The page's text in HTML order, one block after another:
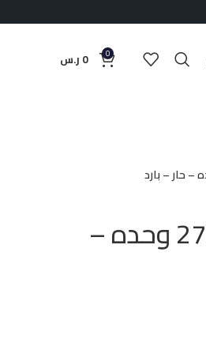
0
0 ر.س
مكيف ميديا سبليت اليت 27000 وحده –